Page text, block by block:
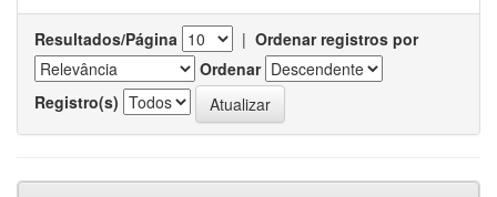
Resultados/Página | Ordenar registros por
Ordenar
Registro(s)